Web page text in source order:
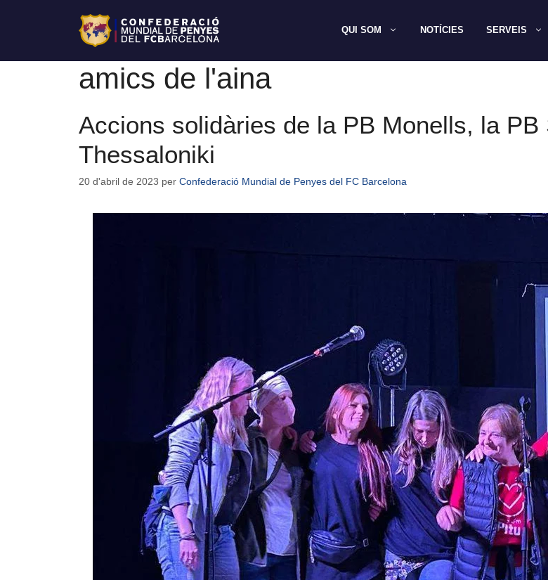
QUI SOM NOTÍCIES SERVEIS
amics de l'aina
Accions solidàries de la PB Monells, la PB
Thessaloniki
20 d'abril de 2023 per Confederació Mundial de Penyes del FC Barcelona